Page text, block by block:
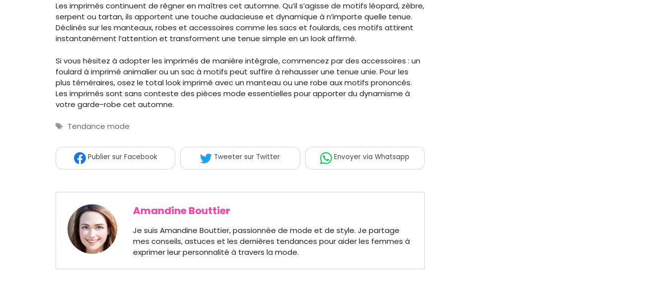
Les imprimés continuent de régner en maîtres cet automne. Qu’il s’agisse de motifs léopard, zèbre,
serpent ou tartan, ils apportent une touche audacieuse et dynamique à n’importe quelle tenue.
Déclinés sur les manteaux, robes et accessoires comme les sacs et foulards, ces motifs attirent
instantanément l’attention et transforment une tenue simple en un look affirmé.
Si vous hésitez à adopter les imprimés de manière intégrale, commencez par des accessoires : un
foulard à imprimé animalier ou un sac à motifs peut suffire à rehausser une tenue unie. Pour les
plus téméraires, osez le total look imprimé avec un manteau ou une robe aux motifs prononcés.
Les imprimés sont sans conteste des pièces mode essentielles pour apporter du dynamisme à
votre garde-robe cet automne.
Étiquettes
Tendance mode
Publiersur Facebook Tweeter sur Twitter Envoyer via Whatsapp
Amandine Bouttier
Je suis Amandine Bouttier, passionnée de mode et de style. Je partage
mes conseils, astuces et les dernières tendances pour aider les femmes à
exprimer leur personnalité à travers la mode.